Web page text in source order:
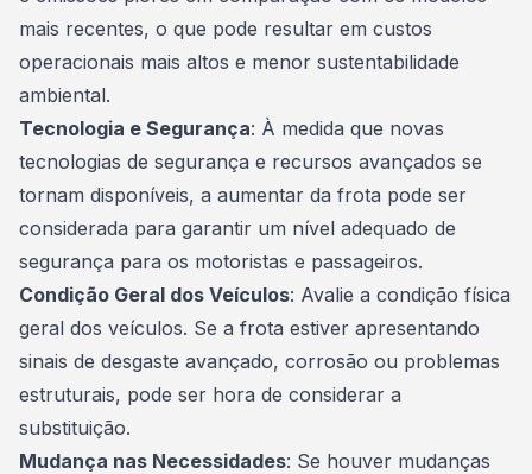
mais recentes, o que pode resultar em custos
operacionais mais altos e menor sustentabilidade
ambiental.
Tecnologia e Segurança: À medida que novas
tecnologias de segurança e recursos avançados se
tornam disponíveis, a aumentar da frota pode ser
considerada para garantir um nível adequado de
segurança para os motoristas e passageiros.
Condição Geral dos Veículos: Avalie a condição física
geral dos veículos. Se a frota estiver apresentando
sinais de desgaste avançado, corrosão ou problemas
estruturais, pode ser hora de considerar a
substituição.
Mudança nas Necessidades: Se houver mudanças